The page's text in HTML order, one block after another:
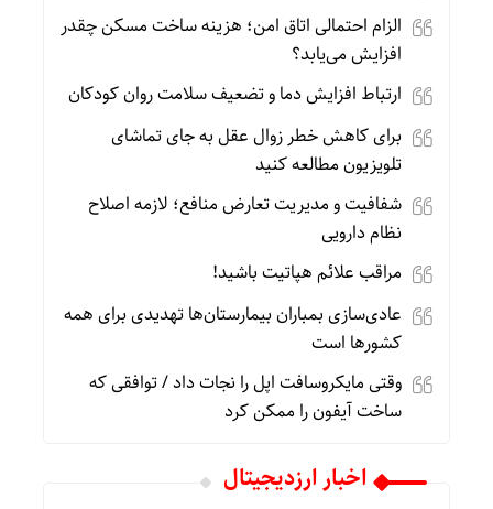
الزام احتمالی اتاق امن؛ هزینه ساخت مسکن چقدر
افزایش می‌یابد؟
ارتباط افزایش دما و تضعیف سلامت روان کودکان
برای کاهش خطر زوال عقل به جای تماشای
تلویزیون مطالعه کنید
شفافیت و مدیریت تعارض منافع؛ لازمه اصلاح
نظام دارویی
مراقب علائم هپاتیت باشید!
عادی‌سازی بمباران بیمارستان‌ها تهدیدی برای همه
کشورها است
وقتی مایکروسافت اپل را نجات داد / توافقی که
ساخت آیفون را ممکن کرد
اخبار ارزدیجیتال